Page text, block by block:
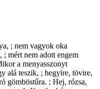
; nem vagyok oka
; mért nem adott engem
a menyasszonyt
alá teszik, ; hegyire, tövire,
gömböstűra. ; Hej, rózsa,